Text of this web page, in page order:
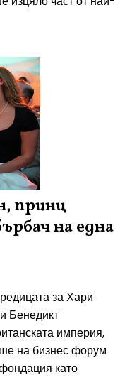
принц
на една
за Хари
Бенедикт
империя,
на бизнес форум
като